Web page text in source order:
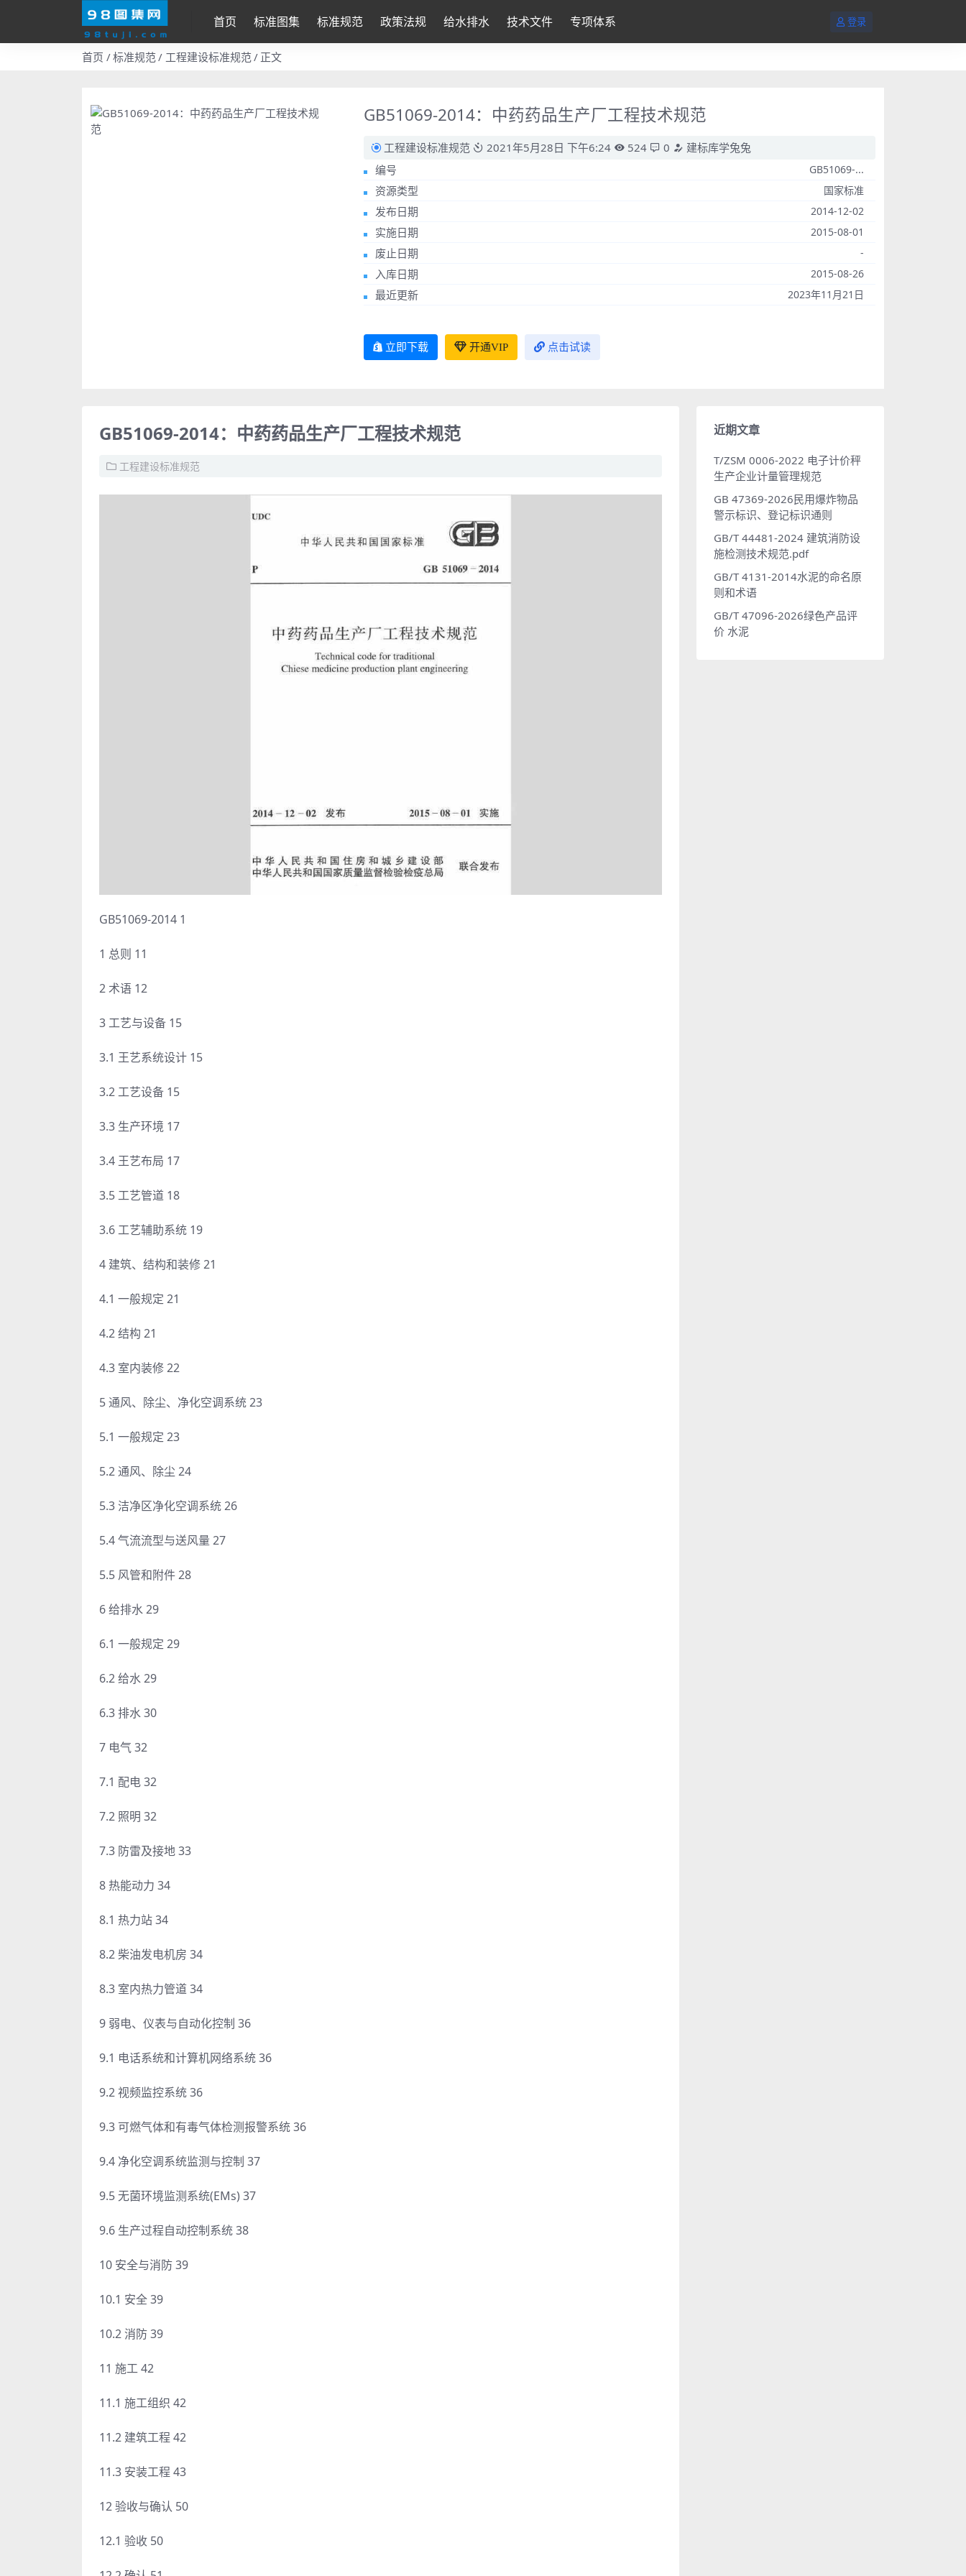
首页 标准图集 标准规范 政策法规 给水排水 技术文件 专项体系 登录
首页 标准规范 工程建设标准规范 正文
GB51069-2014：中药药品生产厂工程技术规范
工程建设标准规范 2021年5月28日 下午6:24 524 0
建标库学兔兔
编号
GB51069-...
资源类型 国家标准
发布日期 2014-12-02
实施日期 2015-08-01
废止日期 -
入库日期 2015-08-26
最近更新 2023年11月21日
立即下载 开通VIP 点击试读
GB51069-2014：中药药品生产厂工程技术规范
工程建设标准规范
GB51069-2014 1
1 总则 11
2 术语 12
3 工艺与设备 15
3.1 王艺系统设计 15
3.2 工艺设备 15
3.3 生产环境 17
3.4 王艺布局 17
3.5 工艺管道 18
3.6 工艺辅助系统 19
4 建筑、结构和装修 21
4.1 一般规定 21
4.2 结构 21
4.3 室内装修 22
5 通风、除尘、净化空调系统 23
5.1 一般规定 23
5.2 通风、除尘 24
5.3 洁净区净化空调系统 26
5.4 气流流型与送风量 27
5.5 风管和附件 28
6 给排水 29
6.1 一般规定 29
6.2 给水 29
6.3 排水 30
7 电气 32
7.1 配电 32
7.2 照明 32
7.3 防雷及接地 33
8 热能动力 34
8.1 热力站 34
8.2 柴油发电机房 34
8.3 室内热力管道 34
9 弱电、仪表与自动化控制 36
9.1 电话系统和计算机网络系统 36
9.2 视频监控系统 36
9.3 可燃气体和有毒气体检测报警系统 36
9.4 净化空调系统监测与控制 37
9.5 无菌环境监测系统(EMs) 37
9.6 生产过程自动控制系统 38
10 安全与消防 39
10.1 安全 39
10.2 消防 39
11 施工 42
11.1 施工组织 42
11.2 建筑工程 42
11.3 安装工程 43
12 验收与确认 50
12.1 验收 50
近期文章
T/ZSM 0006-2022 电子计价秤
生产企业计量管理规范
GB 47369-2026民用爆炸物品
警示标识、登记标识通则
GB/T 44481-2024 建筑消防设
施检测技术规范.pdf
GB/T 4131-2014水泥的命名原
则和术语
GB/T 47096-2026绿色产品评
价 水泥